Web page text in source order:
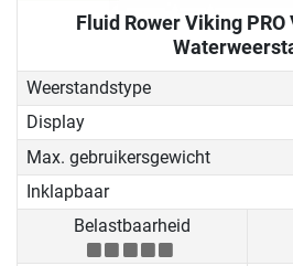
Fluid Rower Viking PRO
Weerstandstype
Display
Max. gebruikersgewicht
Inklapbaar
Belastbaarheid